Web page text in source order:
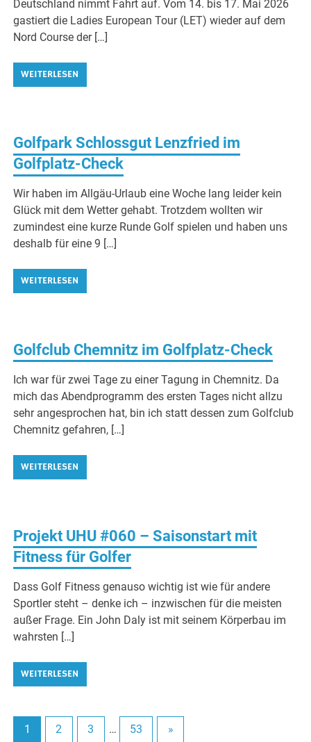
Deutschland nimmt Fahrt auf. Vom 14. bis 17. Mai 2026
gastiert die Ladies European Tour (LET) wieder auf dem
Nord Course der […]
WEITERLESEN
Golfpark Schlossgut Lenzfried im
Golfplatz-Check
Wir haben im Allgäu-Urlaub eine Woche lang leider kein
Glück mit dem Wetter gehabt. Trotzdem wollten wir
zumindest eine kurze Runde Golf spielen und haben uns
deshalb für eine 9 […]
WEITERLESEN
Golfclub Chemnitz im Golfplatz-Check
Ich war für zwei Tage zu einer Tagung in Chemnitz. Da
mich das Abendprogramm des ersten Tages nicht allzu
sehr angesprochen hat, bin ich statt dessen zum Golfclub
Chemnitz gefahren, […]
WEITERLESEN
Projekt UHU #060 – Saisonstart mit
Fitness für Golfer
Dass Golf Fitness genauso wichtig ist wie für andere
Sportler steht – denke ich – inzwischen für die meisten
außer Frage. Ein John Daly ist mit seinem Körperbau im
wahrsten […]
WEITERLESEN
1 2 3 … 53 »